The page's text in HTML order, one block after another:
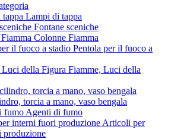
Lampi di tappa
Fontane sceniche
Colonne Fiamma
Pentola per il fuoco a
Fiamme, Luci della
torcia a mano, vaso bengala
Agenti di fumo
Articoli per
produzione